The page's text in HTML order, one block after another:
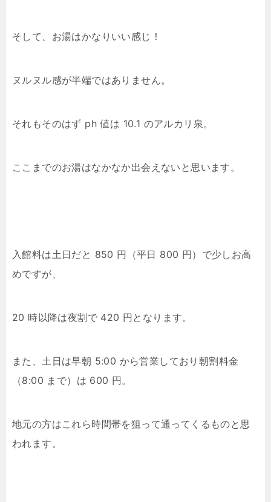
そして、お湯はかなりいい感じ！
ヌルヌル感が半端ではありません。
それもそのはず ph 値は 10.1 のアルカリ泉。
ここまでのお湯はなかなか出会えないと思います。
入館料は土日だと 850 円（平日 800 円）で少しお高
めですが、
20 時以降は夜割で 420 円となります。
また、土日は早朝 5:00 から営業しており朝割料金
（8:00 まで）は 600 円。
地元の方はこれら時間帯を狙って通ってくるものと思
われます。